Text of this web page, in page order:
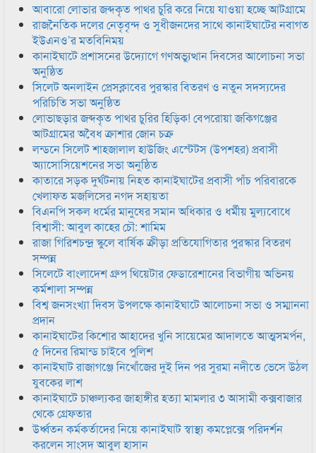
আবারো লোভার জব্দকৃত পাথর চুরি করে নিয়ে যাওয়া হচ্ছে আটগ্রামে
রাজনৈতিক দলের নেতৃবৃন্দ ও সুধীজনদের সাথে কানাইঘাটের নবাগত
ইউএনও’র মতবিনিময়
কানাইঘাটে প্রশাসনের উদ্যোগে গণঅভ্যুত্থান দিবসের আলোচনা সভা
অনুষ্ঠিত
সিলেট অনলাইন প্রেসক্লাবের পুরস্কার বিতরণ ও নতুন সদস্যদের
পরিচিতি সভা অনুষ্ঠিত
লোভাছড়ার জব্দকৃত পাথর চুরির হিড়িক! বেপরোয়া জকিগঞ্জের
আটগ্রামের অবৈধ ক্রাশার জোন চক্র
লন্ডনে সিলেট শাহজালাল হাউজিং এস্টেটস (উপশহর) প্রবাসী
অ্যাসোসিয়েশনের সভা অনুষ্ঠিত
কাতারে সড়ক দুর্ঘটনায় নিহত কানাইঘাটের প্রবাসী পাঁচ পরিবারকে
খেলাফত মজলিসের নগদ সহায়তা
বিএনপি সকল ধর্মের মানুষের সমান অধিকার ও ধর্মীয় মুল্যবোধে
বিশ্বাসী: আবুল কাহের চৌ: শামিম
রাজা গিরিশচন্দ্র স্কুলে বার্ষিক ক্রীড়া প্রতিযোগিতার পুরস্কার বিতরণ
সম্পন্ন
সিলেটে বাংলাদেশ গ্রুপ থিয়েটার ফেডারেশানের বিভাগীয় অভিনয়
কর্মশালা সম্পন্ন
বিশ্ব জনসংখ্যা দিবস উপলক্ষে কানাইঘাটে আলোচনা সভা ও সম্মাননা
প্রদান
কানাইঘাটের কিশোর আহাদের খুনি সায়েমের আদালতে আত্মসমর্পন,
৫ দিনের রিমান্ড চাইবে পুলিশ
কানাইঘাট রাজাগঞ্জে নিখোঁজের দুই দিন পর সুরমা নদীতে ভেসে উঠল
যুবকের লাশ
কানাইঘাটে চাঞ্চল্যকর জাহাঙ্গীর হত্যা মামলার ৩ আসামী কক্সবাজার
থেকে গ্রেফতার
উর্ধ্বতন কর্মকর্তাদের নিয়ে কানাইঘাট স্বাস্থ্য কমপ্লেক্সে পরিদর্শন
করলেন সাংসদ আবুল হাসান